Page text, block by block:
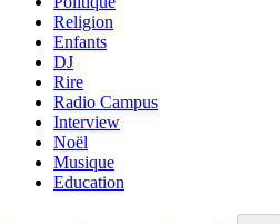
Religion
Enfants
DJ
Rire
Radio Campus
Interview
Noël
Musique
Education